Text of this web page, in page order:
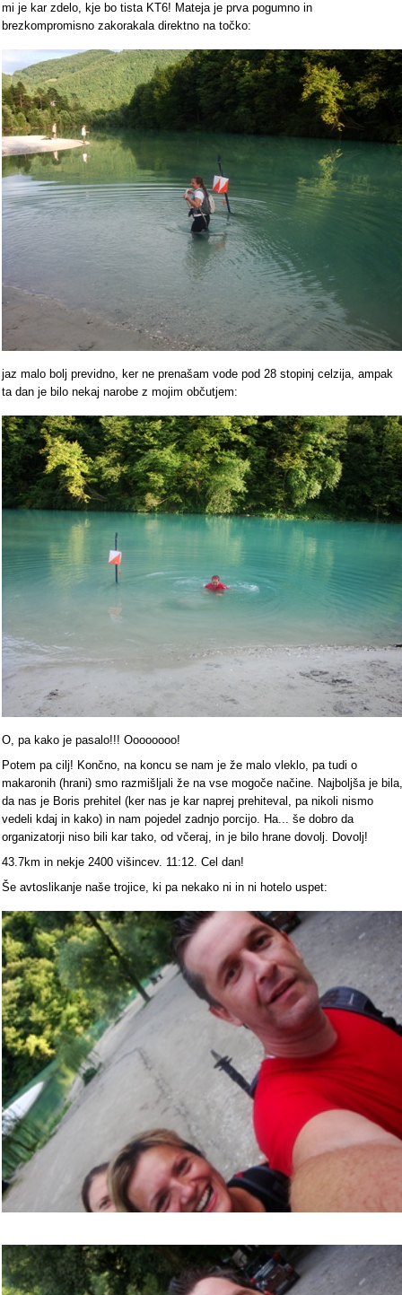
mi je kar zdelo, kje bo tista KT6! Mateja je prva pogumno in
brezkompromisno zakorakala direktno na točko:
jaz malo bolj previdno, ker ne prenašam vode pod 28 stopinj celzija, ampak
ta dan je bilo nekaj narobe z mojim občutjem:
O, pa kako je pasalo!!! Oooooooo!
Potem pa cilj! Končno, na koncu se nam je že malo vleklo, pa tudi o
makaronih (hrani) smo razmišljali že na vse mogoče načine. Najboljša je bila,
da nas je Boris prehitel (ker nas je kar naprej prehiteval, pa nikoli nismo
vedeli kdaj in kako) in nam pojedel zadnjo porcijo. Ha... še dobro da
organizatorji niso bili kar tako, od včeraj, in je bilo hrane dovolj. Dovolj!
43.7km in nekje 2400 višincev. 11:12. Cel dan!
Še avtoslikanje naše trojice, ki pa nekako ni in ni hotelo uspet: